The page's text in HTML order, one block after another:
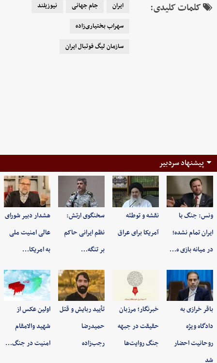
کلمات کلیدی: ایران جام جهانی
نیوزیلند
سهراب بختیاری‌زاده
سازمان لیگ فوتبال ایران
پیشنهاد سردبیر
ونس: جنگ با
ایران تمام نشده؛
در میانه بازی ه…
نقشه و توطئه
آمریکا برای عراق
سخنگوی ارتش:
نظم ایرانی حاکم
بر تنگه…
هشدار دبیر شورای
عالی امنیت ملی
به امریکا…
باقر خرازی به
دادگاه ویژه
روحانیت احضار
شد
خبرنگار؛ مرزبان
حقیقت در جبهه
جنگ روایت‌ها
تأیید ربایش و قتل
حمیدرضا
رجب‌زاده
اولین عکس از
شهید والامقام
امنیت در جنگ…